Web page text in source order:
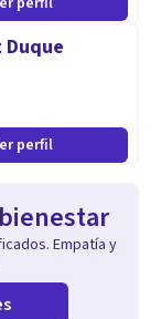
Duque
perfil
Empatía y